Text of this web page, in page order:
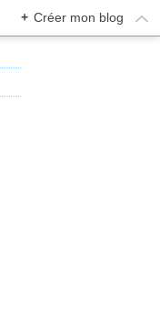
+ Créer mon blog